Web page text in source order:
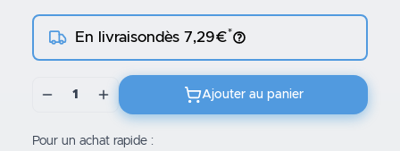
En livraisondès 7,29€*
1 Ajouter au panier
Pour un achat rapide :